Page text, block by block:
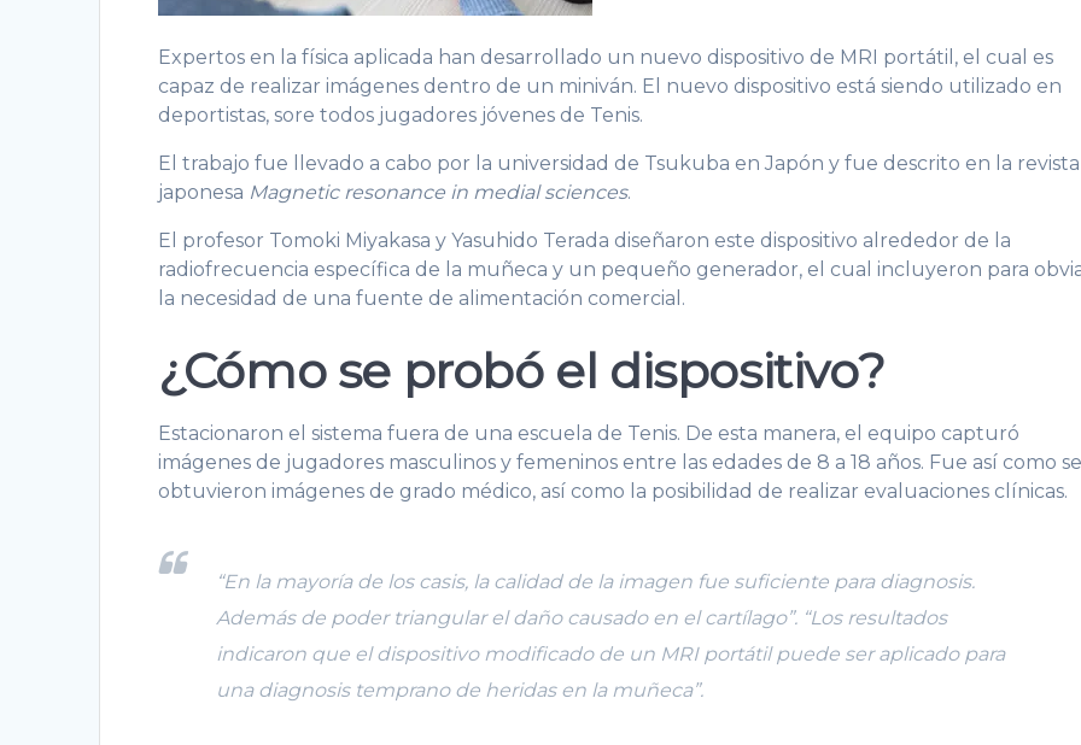
Expertos en la física aplicada han desarrollado un nuevo dispositivo de MRI portátil, el cual es
capaz de realizar imágenes dentro de un miniván. El nuevo dispositivo está siendo utilizado en
deportistas, sore todos jugadores jóvenes de Tenis.
El trabajo fue llevado a cabo por la universidad de Tsukuba en Japón y fue descrito en la revista
japonesa Magnetic resonance in medial sciences.
El profesor Tomoki Miyakasa y Yasuhido Terada diseñaron este dispositivo alrededor de la
radiofrecuencia específica de la muñeca y un pequeño generador, el cual incluyeron para
la necesidad de una fuente de alimentación comercial.
¿Cómo se probó el dispositivo?
Estacionaron el sistema fuera de una escuela de Tenis. De esta manera, el equipo capturó
imágenes de jugadores masculinos y femeninos entre las edades de 8 a 18 años. Fue así como
obtuvieron imágenes de grado médico, así como la posibilidad de realizar evaluaciones clínicas.
“En la mayoría de los casis, la calidad de la imagen fue suficiente para diagnosis.
Además de poder triangular el daño causado en el cartílago”. “Los resultados
indicaron que el dispositivo modificado de un MRI portátil puede ser aplicado para
una diagnosis temprano de heridas en la muñeca”.